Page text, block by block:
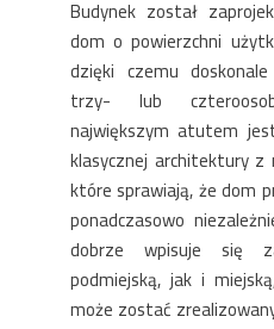
Budynek został
dom o powierzchni
dzięki czemu
trzy- lub
największym atutem
klasycznej architektury
które sprawiają, że dom
ponadczasowo
dobrze wpisuje się
podmiejską, jak i
może zostać